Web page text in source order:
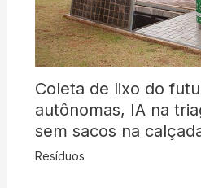
Coleta de lixo do
autônomas, IA na
sem sacos na
Resíduos